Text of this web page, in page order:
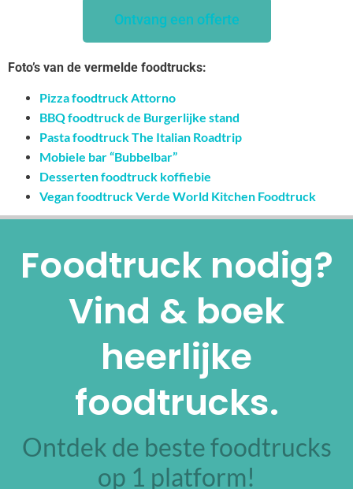
Ontvang een offerte
Foto’s van de vermelde foodtrucks:
Pizza foodtruck Attorno
BBQ foodtruck de Burgerlijke stand
Pasta foodtruck The Italian Roadtrip
Mobiele bar “Bubbelbar”
Desserten foodtruck koffiebie
Vegan foodtruck Verde World Kitchen Foodtruck
Foodtruck nodig?
Vind & boek
heerlijke
foodtrucks.
Ontdek de beste foodtrucks
op 1 platform!